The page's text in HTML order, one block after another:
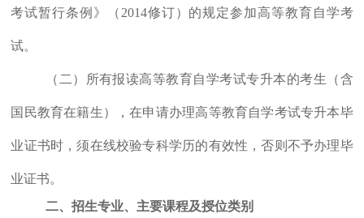
考试暂行条例》（2014修订）的规定参加高等教育自学考
试。
（二）所有报读高等教育自学考试专升本的考生（含
国民教育在籍生），在申请办理高等教育自学考试专升本毕
业证书时，须在线校验专科学历的有效性，否则不予办理毕
业证书。
二、招生专业、主要课程及授位类别